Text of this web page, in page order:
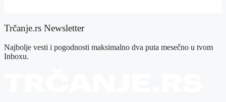
Trčanje.rs Newsletter
Najbolje vesti i pogodnosti maksimalno dva puta mesečno u tvom
Inboxu.